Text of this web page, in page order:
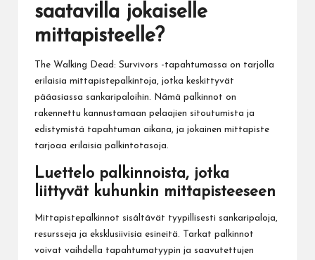
saatavilla jokaiselle
mittapisteelle?
The Walking Dead: Survivors -tapahtumassa on tarjolla
erilaisia mittapistepalkintoja, jotka keskittyvät
pääasiassa sankaripaloihin. Nämä palkinnot on
rakennettu kannustamaan pelaajien sitoutumista ja
edistymistä tapahtuman aikana, ja jokainen mittapiste
tarjoaa erilaisia palkintotasoja.
Luettelo palkinnoista, jotka
liittyvät kuhunkin mittapisteeseen
Mittapistepalkinnot sisältävät tyypillisesti sankaripaloja,
resursseja ja eksklusiivisia esineitä. Tarkat palkinnot
voivat vaihdella tapahtumatyypin ja saavutettujen